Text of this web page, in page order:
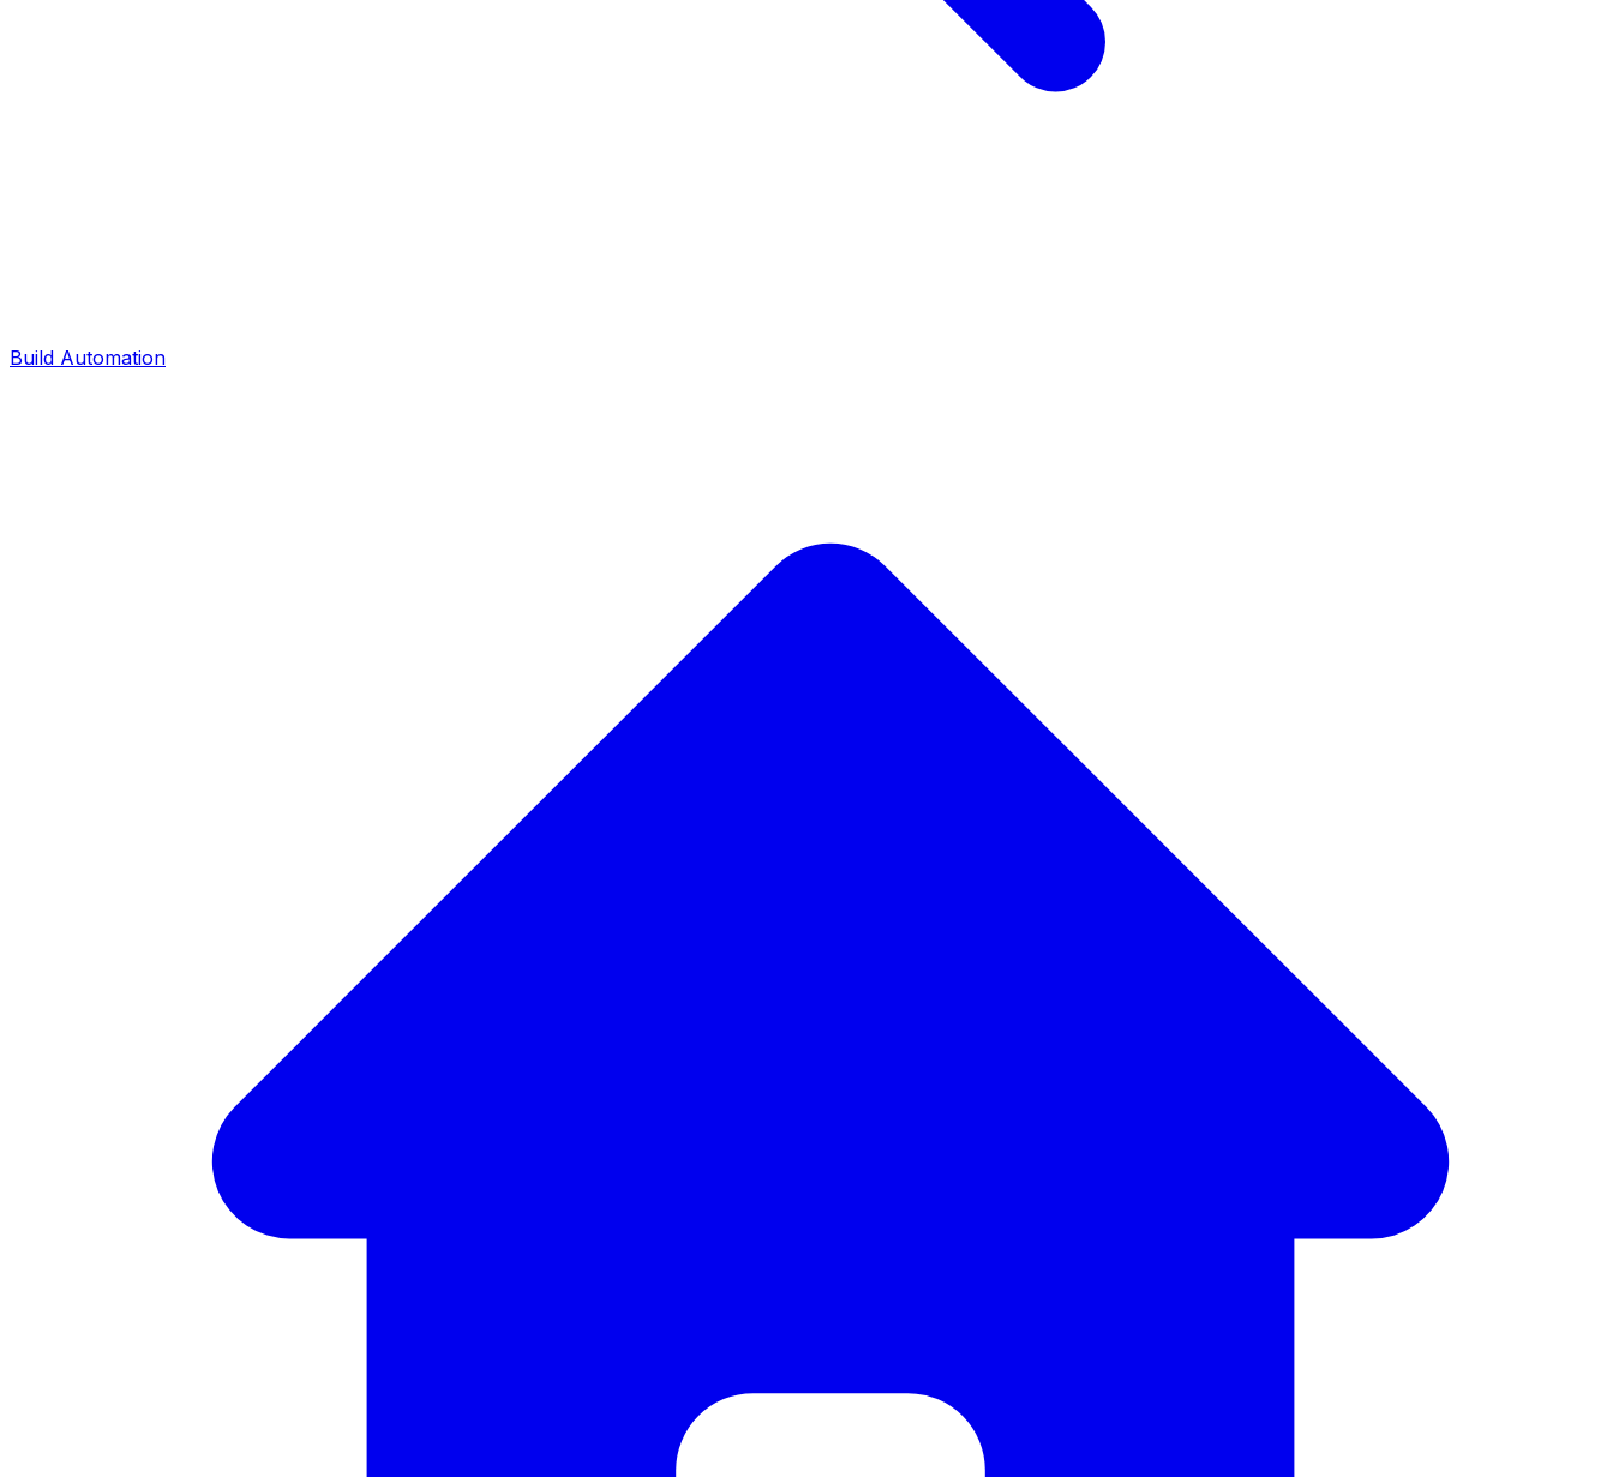
Build Automation